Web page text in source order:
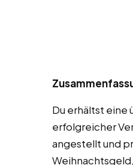
Du erhältst eine
erfolgreicher
angestellt und